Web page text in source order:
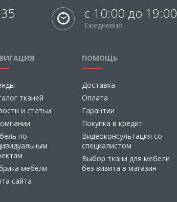
с 10:00 до 19:00
Ежедневно
тканей
и статьи
по
мебели
сайта
ПОМОЩЬ
Доставка
Оплата
Гарантии
Покупка в кредит
Видеоконсультация со
специалистом
Выбор ткани для мебели
без визита в магазин